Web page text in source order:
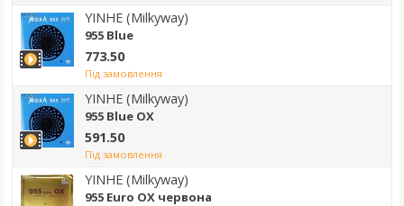
YINHE (Milkyway)
955 Blue
773.50
під замовлення
YINHE (Milkyway)
955 Blue OX
591.50
під замовлення
YINHE (Milkyway)
955 Euro OX червона